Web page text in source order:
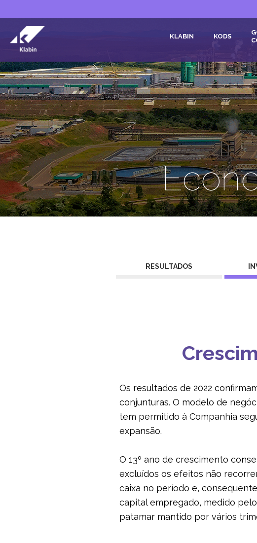
KLABIN KODS
RESULTADOS
Os resultados de 2022
conjunturas. O modelo de
tem permitido à Companhia
expansão.
O 13º ano de crescimento
excluídos os efeitos não
caixa no período e,
capital empregado, medido pelo
patamar mantido por vários